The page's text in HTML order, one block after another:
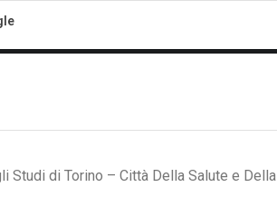
Studi di Torino – Città Della Salute e Della